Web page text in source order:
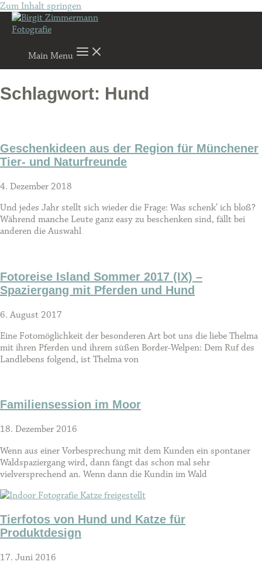
Zum Inhalt springen
Main Menu
Schlagwort: Hund
Geschenkideen aus der Region für Münchener
Tier- und Naturfreunde
4. Dezember 2018
Und jedes Jahr stellt sich wieder die Frage: Was schenk’ ich bloß?
Während manche Leute ganz easy zu beschenken sind, fällt bei
anderen die Auswahl
Fotoreise Island Sommer 2017 (IX) –
Spaziergang mit Pferden und Hund
6. August 2017
Eine Fotomöglichkeit der besonderen Art bot uns die liebe Thelma
mit ihren Pferden und ihrem süßen Border-Welpen: Dem Ruf des
Landlebens folgend, ist Thelma von
Familiensession im Moor
18. Dezember 2016
Wenn aus einer Vorbesprechung mit dem Kunden ein spontaner
Waldspaziergang wird, dann fängt das schon mal sehr
vielversprechend an. Wenn dann die Kundin im Wald
Tierfotos von Hund und Katze für
Produktdesign
17. Juni 2016